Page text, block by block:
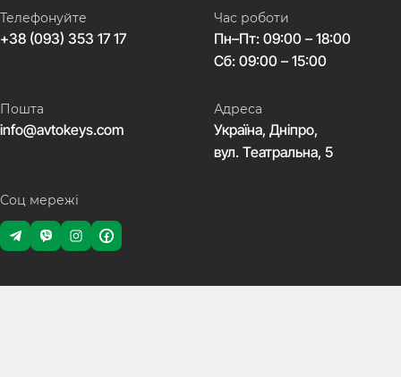
Телефонуйте
+38 (093) 353 17 17
Час роботи
Пн–Пт: 09:00 – 18:00
Сб: 09:00 – 15:00
Пошта
info@avtokeys.com
Адреса
Україна, Дніпро,
вул. Театральна, 5
Соц мережі